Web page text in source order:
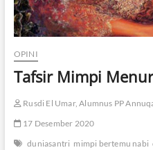
OPINI
Tafsir Mimpi
Rusdi El Umar, Alumnus PP
17 Desember 2020
duniasantri mimpi bertemu nabi